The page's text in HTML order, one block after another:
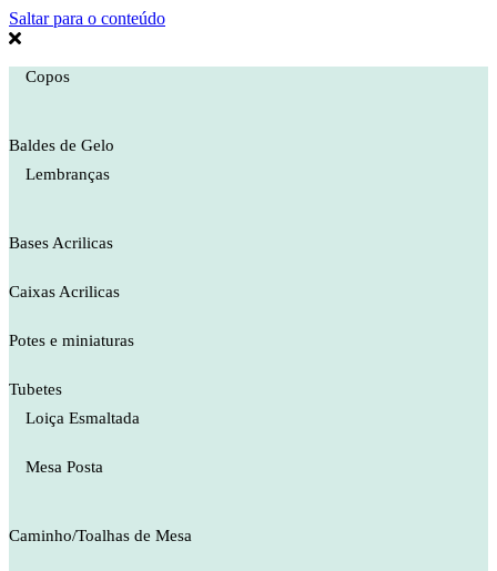
Saltar para o conteúdo
Copos
Baldes de Gelo
Lembranças
Bases Acrilicas
Caixas Acrilicas
Potes e miniaturas
Tubetes
Loiça Esmaltada
Mesa Posta
Caminho/Toalhas de Mesa